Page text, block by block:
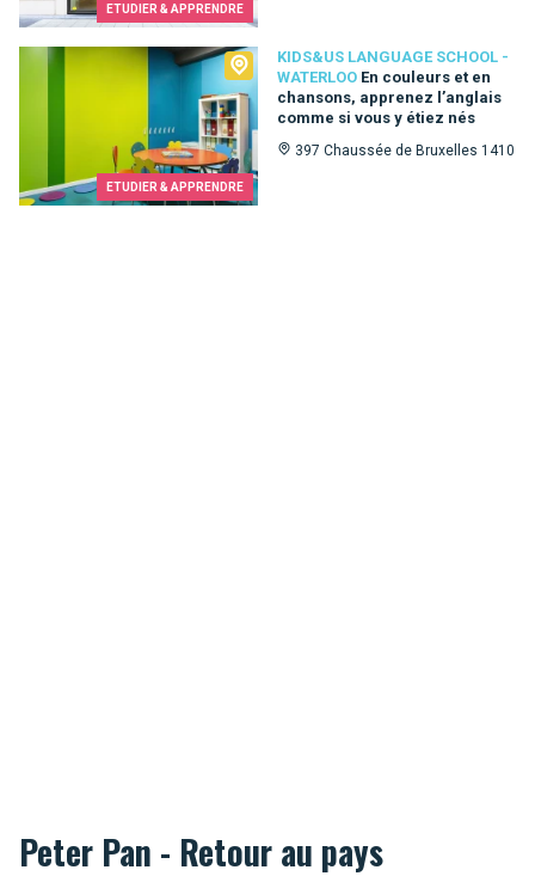
ETUDIER & APPRENDRE
ETUDIER & APPRENDRE
KIDS&US LANGUAGE SCHOOL -
WATERLOO En couleurs et en
chansons, apprenez l’anglais
comme si vous y étiez nés
397 Chaussée de Bruxelles 1410
Kids&Us language school - Waterloo
Peter Pan - Retour au pays